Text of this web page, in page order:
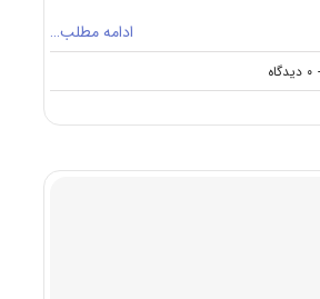
ادامه مطلب…
۰ دیدگاه
on
دانشگاه
دکتری